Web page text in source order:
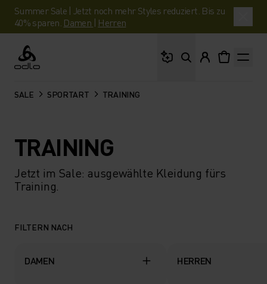
Summer Sale | Jetzt noch mehr Styles reduziert. Bis zu
40% sparen. Damen | Herren
Odlo
SALE SPORTART TRAINING
TRAINING
Jetzt im Sale: ausgewählte Kleidung fürs
Training.
FILTERN NACH
DAMEN HERREN